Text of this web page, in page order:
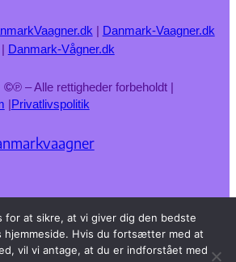
| Danmark-Vaagner.dk
| Danmark-Vågner.dk
©℗ – Alle rettigheder forbeholdt |
|Privatlivspolitik
for at sikre, at vi giver dig den bedste
hjemmeside. Hvis du fortsætter med at
vil vi antage, at du er indforstået med